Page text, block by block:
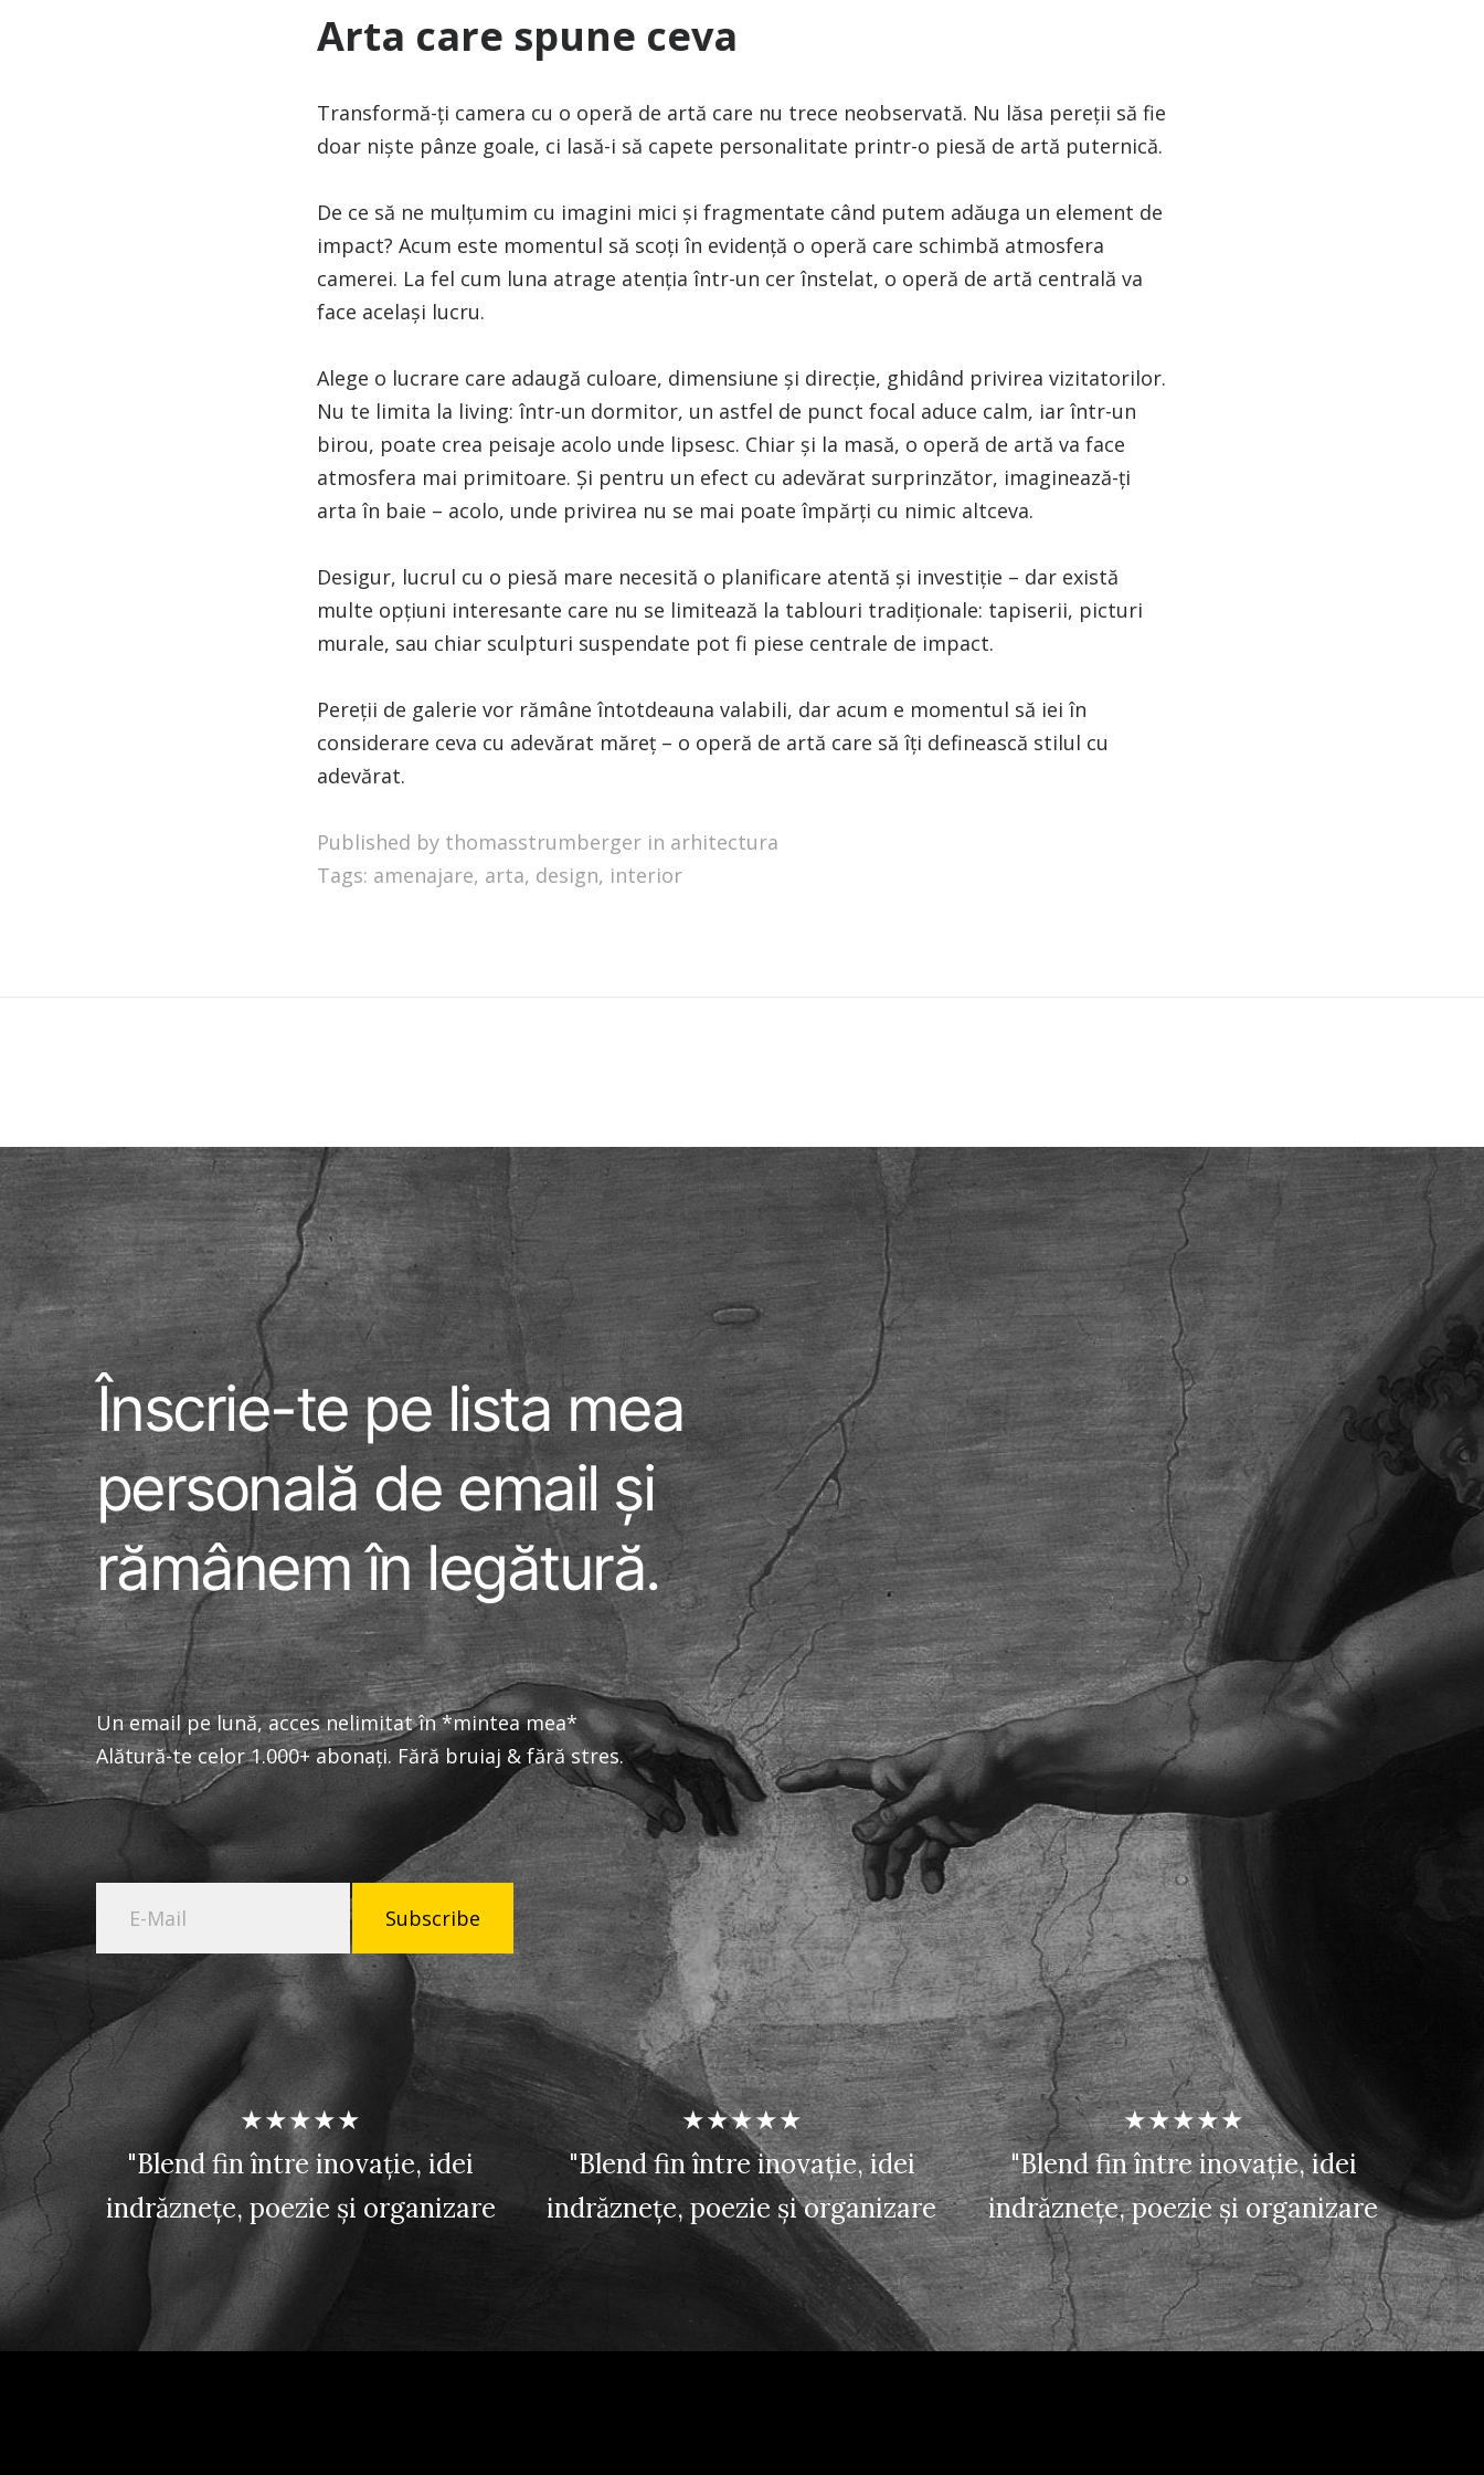
Arta care spune ceva
Transformă-ți camera cu o operă de artă care nu trece neobservată. Nu lăsa pereții să fie
doar niște pânze goale, ci lasă-i să capete personalitate printr-o piesă de artă puternică.
De ce să ne mulțumim cu imagini mici și fragmentate când putem adăuga un element de
impact? Acum este momentul să scoți în evidență o operă care schimbă atmosfera
camerei. La fel cum luna atrage atenția într-un cer înstelat, o operă de artă centrală va
face același lucru.
Alege o lucrare care adaugă culoare, dimensiune și direcție, ghidând privirea vizitatorilor.
Nu te limita la living: într-un dormitor, un astfel de punct focal aduce calm, iar într-un
birou, poate crea peisaje acolo unde lipsesc. Chiar și la masă, o operă de artă va face
atmosfera mai primitoare. Și pentru un efect cu adevărat surprinzător, imaginează-ți
arta în baie – acolo, unde privirea nu se mai poate împărți cu nimic altceva.
Desigur, lucrul cu o piesă mare necesită o planificare atentă și investiție – dar există
multe opțiuni interesante care nu se limitează la tablouri tradiționale: tapiserii, picturi
murale, sau chiar sculpturi suspendate pot fi piese centrale de impact.
Pereții de galerie vor rămâne întotdeauna valabili, dar acum e momentul să iei în
considerare ceva cu adevărat măreț – o operă de artă care să îți definească stilul cu
adevărat.
Published by thomasstrumberger in arhitectura
Tags: amenajare, arta, design, interior
Înscrie-te pe lista mea
personală de email și
rămânem în legătură.
Un email pe lună, acces nelimitat în *mintea mea*
Alătură-te celor 1.000+ abonați. Fără bruiaj & fără stres.
Subscribe
★★★★★
"Blend fin între inovație, idei
indrăznețe, poezie și organizare
★★★★★
"Blend fin între inovație, idei
indrăznețe, poezie și organizare
★★★★★
"Blend fin între inovație, idei
indrăznețe, poezie și organizare